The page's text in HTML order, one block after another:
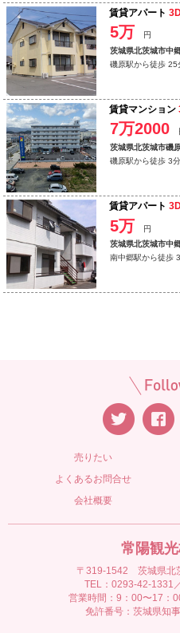
賃貸アパート
5万
円
茨城県北茨城市中
磯原駅から徒歩 25
賃貸マンション
7万2000
茨城県北茨城市磯
磯原駅から徒歩 3分
賃貸アパート
5万
円
茨城県北茨城市中
南中郷駅から徒歩
売りたい
よくあるお問合せ
会社概要
常陽観
〒319-1542 茨城県北
TEL：0293-42-1331
営業時間：9：00〜17：
免許番号：茨城県知